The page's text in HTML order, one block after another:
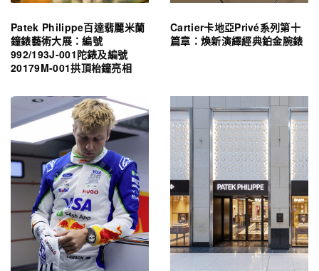
Patek Philippe百達翡麗米蘭
鐘錶藝術大展：編號
992/193J-001陀錶及編號
20179M-001拱頂枱鐘亮相
Cartier卡地亞Privé系列第十
篇章：煥新演繹經典鉑金腕錶